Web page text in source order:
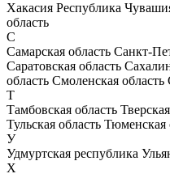
Хакасия Республика
область
С
Самарская область Санкт-
Саратовская область
область Смоленская область
Т
Тамбовская область
Тульская область Тюменская
У
Удмуртская республика
Х